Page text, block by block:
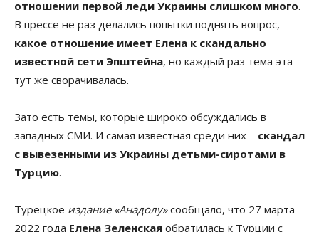
отношении первой леди Украины слишком много.
В прессе не раз делались попытки поднять вопрос,
какое отношение имеет Елена к скандально
известной сети Эпштейна, но каждый раз тема эта
тут же сворачивалась.
Зато есть темы, которые широко обсуждались в
западных СМИ. И самая известная среди них – скандал
с вывезенными из Украины детьми-сиротами в
Турцию.
Турецкое издание «Анадолу»сообщало, что 27 марта
2022 года Елена Зеленская обратилась к Турции с